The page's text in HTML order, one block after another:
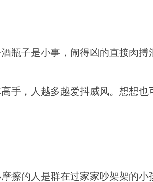
瓶子是小事，闹得凶的直接肉搏
手，人越多越爱抖威风。想想也
擦的人是群在过家家吵架架的小